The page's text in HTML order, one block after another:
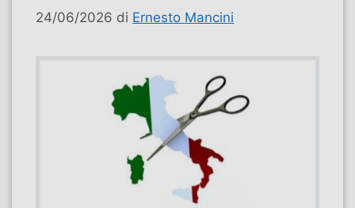
24/06/2026 di Ernesto Mancini